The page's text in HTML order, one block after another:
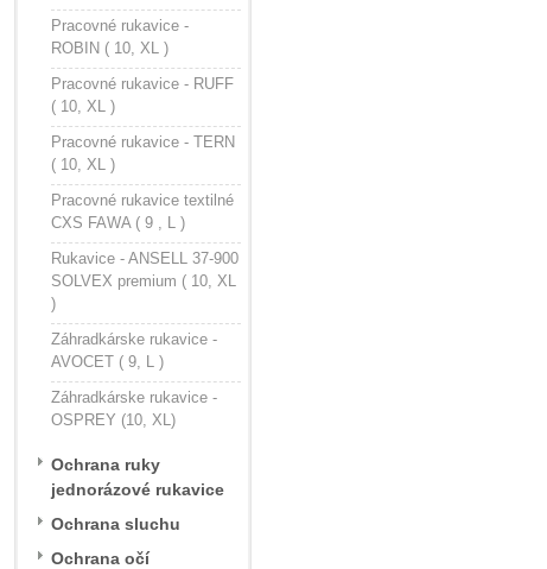
Pracovné rukavice -
ROBIN ( 10, XL )
Pracovné rukavice - RUFF
( 10, XL )
Pracovné rukavice - TERN
( 10, XL )
Pracovné rukavice textilné
CXS FAWA ( 9 , L )
Rukavice - ANSELL 37-900
SOLVEX premium ( 10, XL
)
Záhradkárske rukavice -
AVOCET ( 9, L )
Záhradkárske rukavice -
OSPREY (10, XL)
Ochrana ruky
jednorázové rukavice
Ochrana sluchu
Ochrana očí